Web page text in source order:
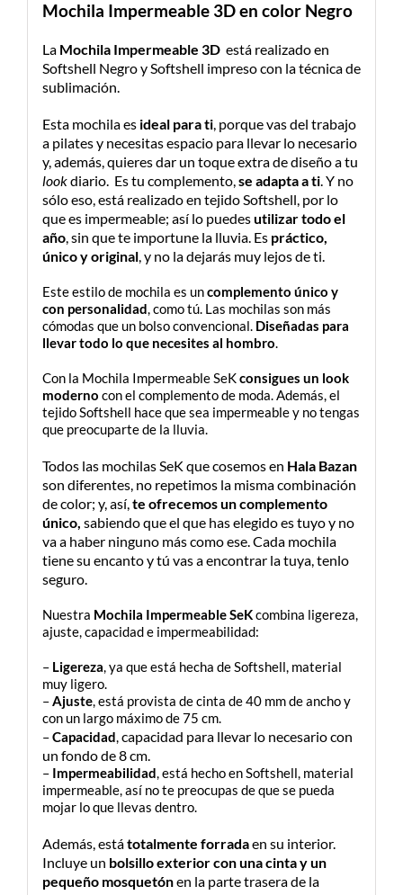
Mochila Impermeable 3D en color Negro
La Mochila Impermeable 3Destá realizado en
Softshell Negro y Softshell impreso con la técnica de
sublimación.
Esta mochila es ideal para ti, porque vas del trabajo
a pilates y necesitas espacio para llevar lo necesario
y, además, quieres dar un toque extra de diseño a tu
lookdiario. Es tu complemento,se adapta a ti. Y no
sólo eso, está realizado en tejido Softshell, por lo
que es impermeable; así lo puedesutilizar todo el
año, sin que te importune la lluvia. Es práctico,
único y original, y no la dejarás muy lejos de ti.
Este estilo de mochila es uncomplemento único y
con personalidad, como tú. Las mochilas son más
cómodas que un bolso convencional. Diseñadas para
llevar todo lo que necesites al hombro.
Con la Mochila Impermeable SeKconsigues un look
moderno con el complemento de moda. Además, el
tejido Softshell hace que sea impermeable y no tengas
que preocuparte de la lluvia.
Todos las mochilas SeK que cosemos en Hala Bazan
son diferentes, no repetimos la misma combinación
de color; y, así,te ofrecemos un complemento
único, sabiendo que el que has elegido es tuyo y no
va a haber ninguno más como ese. Cada mochila
tiene su encanto y tú vas a encontrar la tuya, tenlo
seguro.
Nuestra Mochila Impermeable SeKcombina ligereza,
ajuste, capacidad e impermeabilidad:
– Ligereza, ya que está hecha de Softshell, material
muy ligero.
–Ajuste, está provista de cinta de 40 mm de ancho y
con un largo máximo de 75 cm.
–Capacidad,capacidad para llevar lo necesario con
un fondo de 8 cm.
– Impermeabilidad, está hecho en Softshell, material
impermeable, así no te preocupas de que se pueda
mojar lo que llevas dentro.
Además, estátotalmente forradaen su interior.
Incluye un bolsilloexterior con una cinta y un
pequeño mosquetónen la parte trasera de la